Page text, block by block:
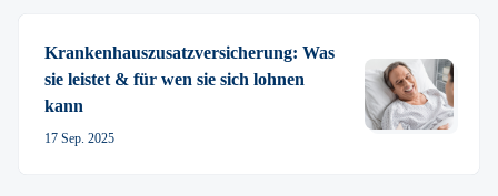
Krankenhauszusatz­versicherung: Was
sie leistet & für wen sie sich lohnen
kann
17 Sep. 2025